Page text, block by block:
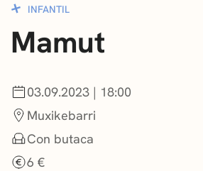
NOTICIAS
GETXO KULTURA
ASOCIACIONES CULTURALES
INFANTIL
Mamut
03.09.2023 | 18:00
Muxikebarri
Con butaca
6 €